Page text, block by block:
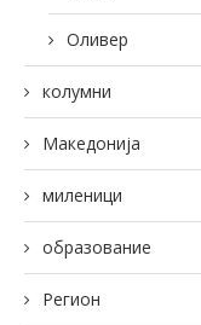
Оливер
колумни
Македонија
миленици
образование
Регион